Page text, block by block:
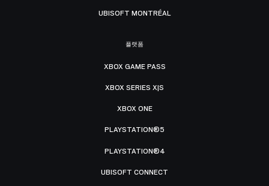
UBISOFT MONTRÉAL
플랫폼
XBOX GAME PASS
XBOX SERIES X|S
XBOX ONE
PLAYSTATION®5
PLAYSTATION®4
UBISOFT CONNECT